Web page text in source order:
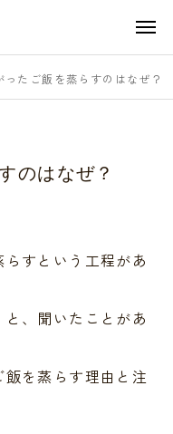
ったご飯を蒸らすのはなぜ？
のはなぜ？
すという工程があ
と、聞いたことがあ
を蒸らす理由と注